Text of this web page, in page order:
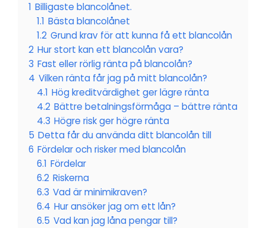
1 Billigaste blancolånet.
1.1 Bästa blancolånet
1.2 Grund krav för att kunna få ett blancolån
2 Hur stort kan ett blancolån vara?
3 Fast eller rörlig ränta på blancolån?
4 Vilken ränta får jag på mitt blancolån?
4.1 Hög kreditvärdighet ger lägre ränta
4.2 Bättre betalningsförmåga – bättre ränta
4.3 Högre risk ger högre ränta
5 Detta får du använda ditt blancolån till
6 Fördelar och risker med blancolån
6.1 Fördelar
6.2 Riskerna
6.3 Vad är minimikraven?
6.4 Hur ansöker jag om ett lån?
6.5 Vad kan jag låna pengar till?